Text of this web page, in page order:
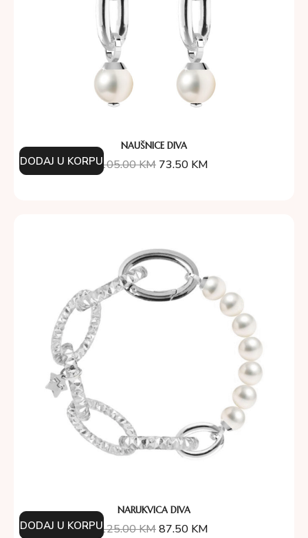
NAUŠNICE DIVA
105.00KM 73.50 KM
DODAJ U KORPU
NARUKVICA DIVA
125.00KM87.50 KM
DODAJ U KORPU